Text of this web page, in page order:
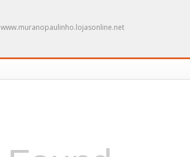
www.muranopaulinho.lojasonline.net